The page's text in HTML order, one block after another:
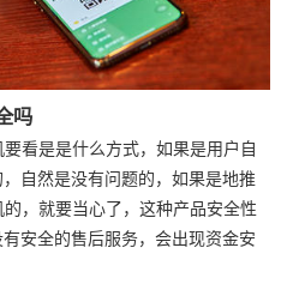
吗
看是是什么方式，如果是用户自
自然是没有问题的，如果是地推
，就要当心了，这种产品安全性
安全的售后服务，会出现资金安